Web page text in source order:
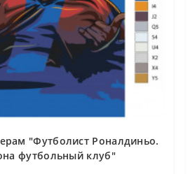
"Футболист Роналдиньо.
футбольный клуб"